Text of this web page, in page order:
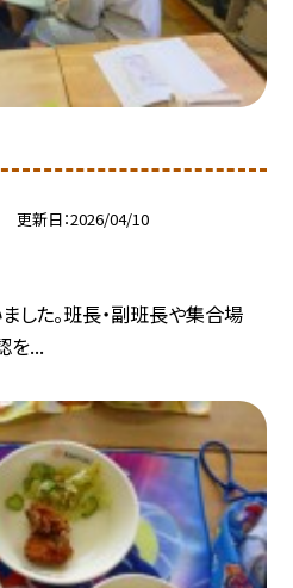
更新日 2026/04/10
した。班長・副班長や集合場
を...